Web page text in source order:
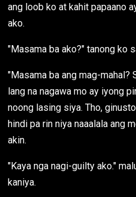
ang loob ko at kahit papaano
ako.
"Masama ba ako?" tanong ko
"Masama ba ang mag-mahal?
lang na nagawa mo ay iyong
noong lasing siya. Tho,
hindi pa rin niya naaalala ang
akin.
"Kaya nga nagi-guilty ako."
kaniya.